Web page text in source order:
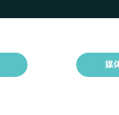
媒